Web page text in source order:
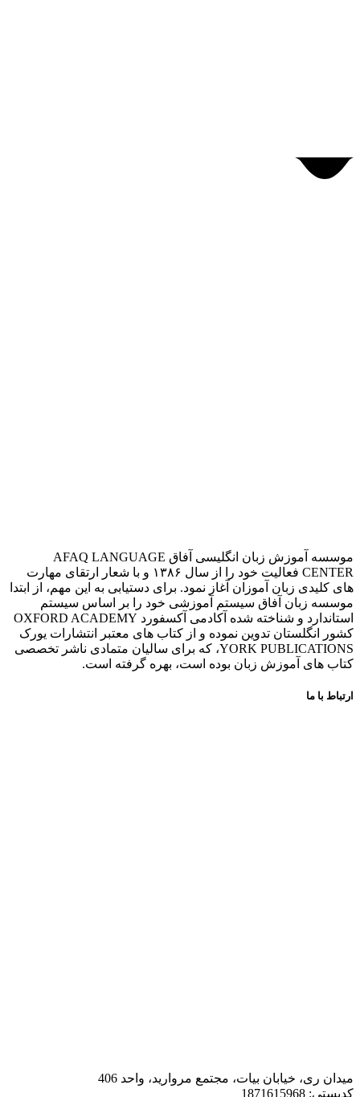
موسسه آموزش زبان انگلیسی آفاق AFAQ LANGUAGE
CENTER فعالیت خود را از سال ۱۳۸۶ و با شعار ارتقای مهارت
های کلیدی زبان آموزان آغاز نمود. برای دستیابی به این مهم، از ابتدا
موسسه زبان آفاق سیستم آموزشی خود را بر اساس سیستم
استاندارد و شناخته شده آکادمی آکسفورد OXFORD ACADEMY
کشور انگلستان تدوین نموده و از کتاب های معتبر انتشارات یورک
YORK PUBLICATIONS، که برای سالیان متمادی ناشر تخصصی
کتاب های آموزش زبان بوده است، بهره گرفته است.
ارتباط با ما
میدان ری، خیابان بیات، مجتمع مروارید، واحد 406
کدپستی: 1871615968